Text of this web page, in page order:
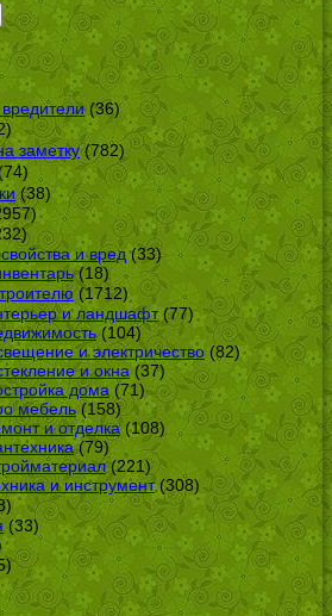
(36)
заметку(782)
(38)
и вред(33)
(18)
(1712)
и ландшафт(77)
(104)
и электричество (82)
и окна(37)
дома (71)
мебель (158)
и отделка(108)
(79)
(221)
и инструмент(308)
(33)